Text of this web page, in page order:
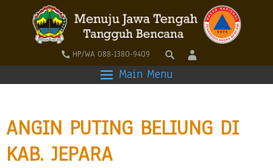
HP/WA 088-1380-9409
Main Menu
ANGIN PUTING BELIUNG DI
KAB. JEPARA